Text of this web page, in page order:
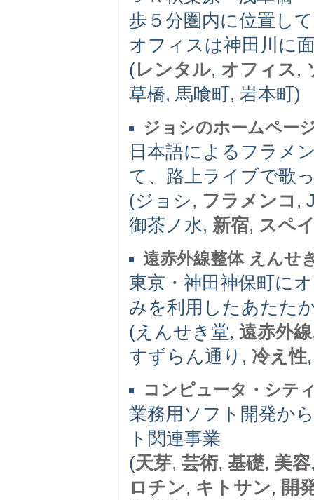
歩５分圏内に位置し
オフィスは神田川に
(レンタル, オフィス,
草橋, 馬喰町, 岩本町)
ジョシのホームペー
日本語によるフラメ
て、路上ライブで歌
(ジョシ, フラメンコ ,
御茶ノ水, 新宿, スペ
遠赤外線整体 えんせ
東京・神田神保町に
みを利用したあたた
(えんせき堂, 遠赤外線
すずらん通り, 冷え性
コンピュータ・シテ
業務用ソフト開発か
ト関連事業
(天芽, 芸術, 基礎, 美容
ロチン, キトサン, 開